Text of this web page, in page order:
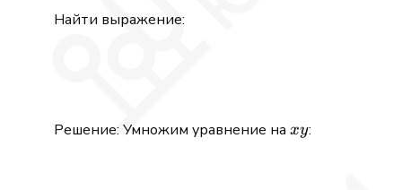
Найти выражение:
Решение: Умножим уравнение на xy
xy: